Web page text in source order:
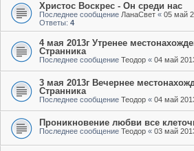
Христос Воскрес - Он среди нас
Последнее сообщение ЛанаСвет « 05 май
Ответы: 4
4 мая 2013г Утренее
Странника
Последнее сообщение Теодор « 04 май
3 мая 2013г Вечернее
Странника
Последнее сообщение Теодор « 04 май
Проникновение любви все
Последнее сообщение Теодор « 03 май